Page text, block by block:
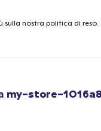
sulla nostra politica di reso.
my-store-
1